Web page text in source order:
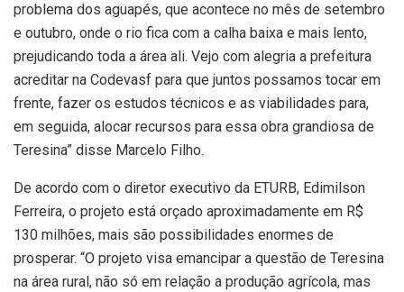
problema dos aguapés, que acontece no mês de setembro
e outubro, onde o rio fica com a calha baixa e mais lento,
prejudicando toda a área ali. Vejo com alegria a prefeitura
acreditar na Codevasf para que juntos possamos tocar em
frente, fazer os estudos técnicos e as viabilidades para,
em seguida, alocar recursos para essa obra grandiosa de
Teresina” disse Marcelo Filho.
De acordo com o diretor executivo da ETURB, Edimilson
Ferreira, o projeto está orçado aproximadamente em R$
130 milhões, mais são possibilidades enormes de
prosperar. “O projeto visa emancipar a questão de Teresina
na área rural, não só em relação a produção agrícola, mas